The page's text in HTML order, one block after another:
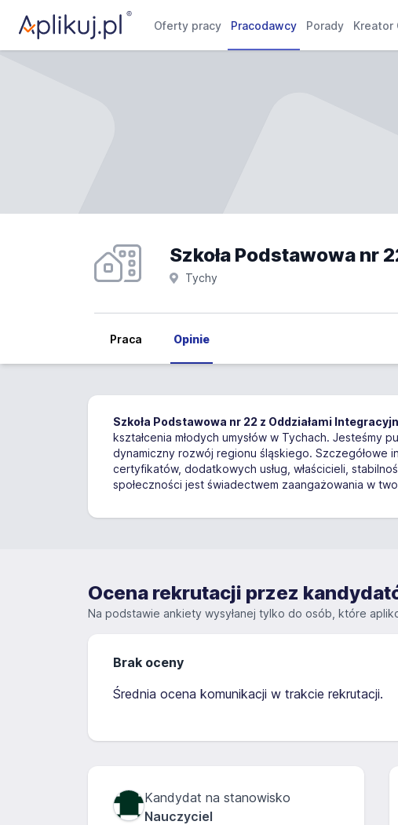
Oferty pracy Pracodawcy Porady Kreator
Tychy
Praca Opinie
Szkoła Podstawowa nr 22 z Oddziałami
kształcenia młodych umysłów w Tychach.
dynamiczny rozwój regionu śląskiego. Szczegółowe
certyfikatów, dodatkowych usług, właścicieli,
społeczności jest świadectwem zaangażowania w
Ocena rekrutacji przez
Na podstawie ankiety wysyłanej tylko do osób, które
Brak oceny
Średnia ocena komunikacji w trakcie rekrutacji.
Kandydat na stanowisko
Nauczyciel